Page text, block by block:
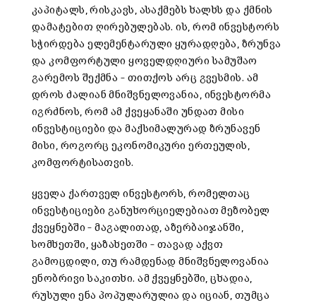
კაპიტალს, რისკავს, ასაქმებს ხალხს და ქმნის
დამატებით ღირებულებას. ის, რომ ინვესტორს
სჭირდება ელემენტარული ყურადღება, ზრუნვა
და კომფორტული ყოველდღიური სამუშაო
გარემოს შექმნა – თითქოს არც გვესმის. ამ
დროს ძალიან მნიშვნელოვანია, ინვესტორმა
იგრძნოს, რომ ამ ქვეყანაში უნდათ მისი
ინვესტიციები და მაქსიმალურად ზრუნავენ
მისი, როგორც ეკონომიკური ერთეულის,
კომფორტისათვის.
ყველა ქართველ ინვესტორს, რომელთაც
ინვესტიციები განუხორციელებიათ მეზობელ
ქვეყნებში – მაგალითად, აზერბაიჯანში,
სომხეთში, ყაზახეთში – თავად აქვთ
გამოცდილი, თუ რამდენად მნიშვნელოვანია
ენობრივი საკითხი. ამ ქვეყნებში, ცხადია,
რუსული ენა პოპულარულია და იციან, თუმცა